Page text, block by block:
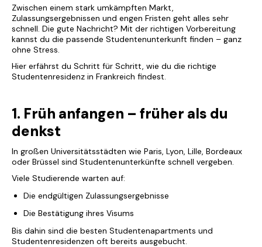
Zwischen einem stark umkämpften Markt,
Zulassungsergebnissen und engen Fristen geht alles sehr
schnell. Die gute Nachricht? Mit der richtigen Vorbereitung
kannst du die passende Studentenunterkunft finden – ganz
ohne Stress.
Hier erfährst du Schritt für Schritt, wie du die richtige
Studentenresidenz in Frankreich findest.
1. Früh anfangen – früher als du
denkst
In großen Universitätsstädten wie Paris, Lyon, Lille, Bordeaux
oder Brüssel sind Studentenunterkünfte schnell vergeben.
Viele Studierende warten auf:
Die endgültigen Zulassungsergebnisse
Die Bestätigung ihres Visums
Bis dahin sind die besten Studentenapartments und
Studentenresidenzen oft bereits ausgebucht.